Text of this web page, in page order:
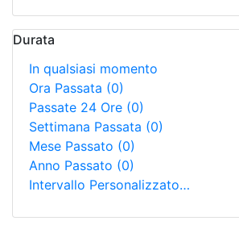
Durata
In qualsiasi momento
Ora Passata (0)
Passate 24 Ore (0)
Settimana Passata (0)
Mese Passato (0)
Anno Passato (0)
Intervallo Personalizzato…